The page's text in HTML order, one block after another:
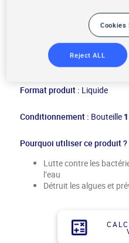
TRAITEMENT
ACTIF sans
Format produit : Liquide
Conditionnement : Bouteille
Pourquoi utiliser ce produit ?
Lutte contre les
l’eau
Détruit les algues et
Cookies
Reject ALL